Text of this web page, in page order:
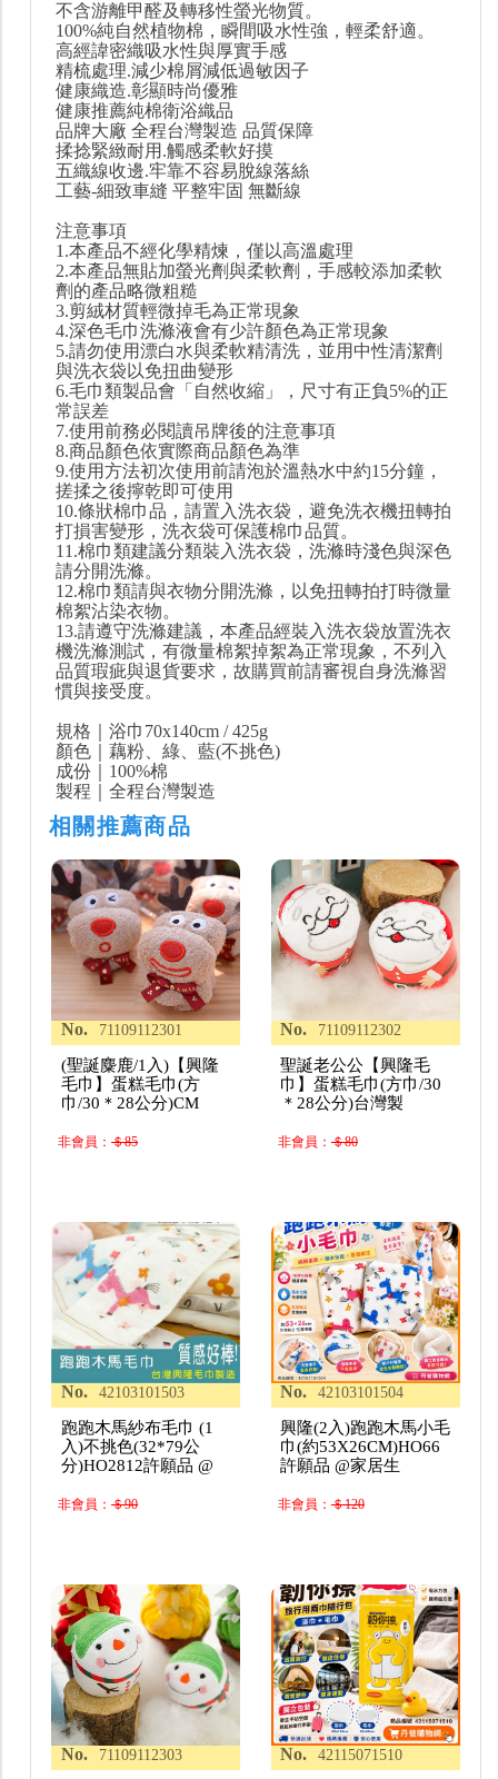
不含游離甲醛及轉移性螢光物質。
100%純自然植物棉，瞬間吸水性強，輕柔舒適。
高經諱密織吸水性與厚實手感
精梳處理.減少棉屑減低過敏因子
健康織造.彰顯時尚優雅
健康推薦純棉衛浴織品
品牌大廠 全程台灣製造 品質保障
揉捻緊緻耐用.觸感柔軟好摸
五織線收邊.牢靠不容易脫線落絲
工藝-細致車縫 平整牢固 無斷線
注意事項
1.本產品不經化學精煉，僅以高溫處理
2.本產品無貼加螢光劑與柔軟劑，手感較添加柔軟
劑的產品略微粗糙
3.剪絨材質輕微掉毛為正常現象
4.深色毛巾洗滌液會有少許顏色為正常現象
5.請勿使用漂白水與柔軟精清洗，並用中性清潔劑
與洗衣袋以免扭曲變形
6.毛巾類製品會「自然收縮」，尺寸有正負5%的正
常誤差
7.使用前務必閱讀吊牌後的注意事項
8.商品顏色依實際商品顏色為準
9.使用方法初次使用前請泡於溫熱水中約15分鐘，
搓揉之後擰乾即可使用
10.條狀棉巾品，請置入洗衣袋，避免洗衣機扭轉拍
打損害變形，洗衣袋可保護棉巾品質。
11.棉巾類建議分類裝入洗衣袋，洗滌時淺色與深色
請分開洗滌。
12.棉巾類請與衣物分開洗滌，以免扭轉拍打時微量
棉絮沾染衣物。
13.請遵守洗滌建議，本產品經裝入洗衣袋放置洗衣
機洗滌測試，有微量棉絮掉絮為正常現象，不列入
品質瑕疵與退貨要求，故購買前請審視自身洗滌習
慣與接受度。
規格｜浴巾70x140cm / 425g
顏色｜藕粉、綠、藍(不挑色)
成份｜100%棉
製程｜全程台灣製造
相關推薦商品
No. 71109112301
(聖誕麋鹿/1入)【興隆
毛巾】蛋糕毛巾(方
巾/30＊28公分)CM
非會員：＄85
No. 71109112302
聖誕老公公【興隆毛
巾】蛋糕毛巾(方巾/30
＊28公分)台灣製
非會員：＄80
No. 42103101503
跑跑木馬紗布毛巾 (1
入)不挑色(32*79公
分)HO2812許願品 @
非會員：＄90
No. 42103101504
興隆(2入)跑跑木馬小毛
巾(約53X26CM)HO66
許願品 @家居生
非會員：＄120
No. 71109112303 No. 42115071510